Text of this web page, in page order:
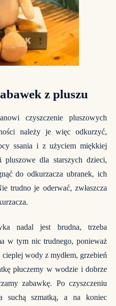
z pluszu
czyszczenie pluszowych
należy je więc odkurzyć,
ssania i z użyciem miękkiej
pluszowe dla starszych dzieci,
do odkurzacza ubranek, ich
trudno je oderwać, zwłaszcza
nadal jest brudna, trzeba
w tym nic trudnego, ponieważ
wody z mydłem, grzebień
płuczemy w wodzie i dobrze
zabawkę. Po czyszczeniu
suchą szmatką, a na koniec